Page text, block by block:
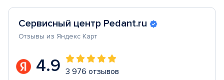
Сервисный центр Pedant.ru
Отзывы из Яндекс Карт
4.9 3 976 отзывов